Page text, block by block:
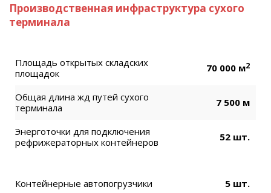
Производственная инфраструктура сухого
терминала
Площадь открытых складских
площадок
70 000 м2
Общая длина жд путей сухого
терминала
7 500 м
Энерготочки для подключения
рефрижераторных контейнеров 52 шт.
Контейнерные автопогрузчики 5 шт.